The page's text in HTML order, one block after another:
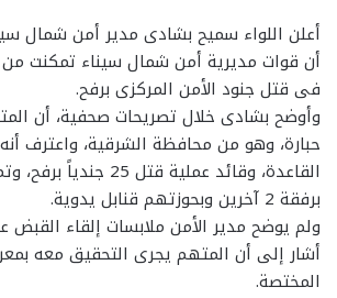
أعلن اللواء سميح بشادى مدير أمن شمال
أن قوات مديرية أمن شمال سيناء تمكنت من
فى قتل جنود الأمن المركزى برفح.
وأوضح بشادى خلال تصريحات صحفية، أن
حبارة، وهو من محافظة الشرقية، واعترف
القاعدة، وقائد عملية قتل
برفقة 2 آخرين وبحوزتهم قنابل يدوية.
ولم يوضح مدير الأمن ملابسات إلقاء القبض
أشار إلى أن المتهم يجرى التحقيق معه
المختصة.